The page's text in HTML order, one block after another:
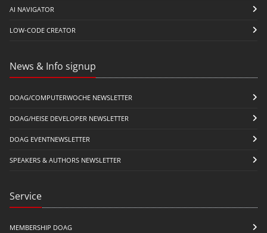
AI NAVIGATOR
LOW-CODE CREATOR
News & Info signup
DOAG/COMPUTERWOCHE NEWSLETTER
DOAG/HEISE DEVELOPER NEWSLETTER
DOAG EVENTNEWSLETTER
SPEAKERS & AUTHORS NEWSLETTER
Service
MEMBERSHIP DOAG